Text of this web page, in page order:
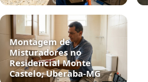
Montagem de
Misturadores no
Residencial Monte
Castelo, Uberaba‑MG